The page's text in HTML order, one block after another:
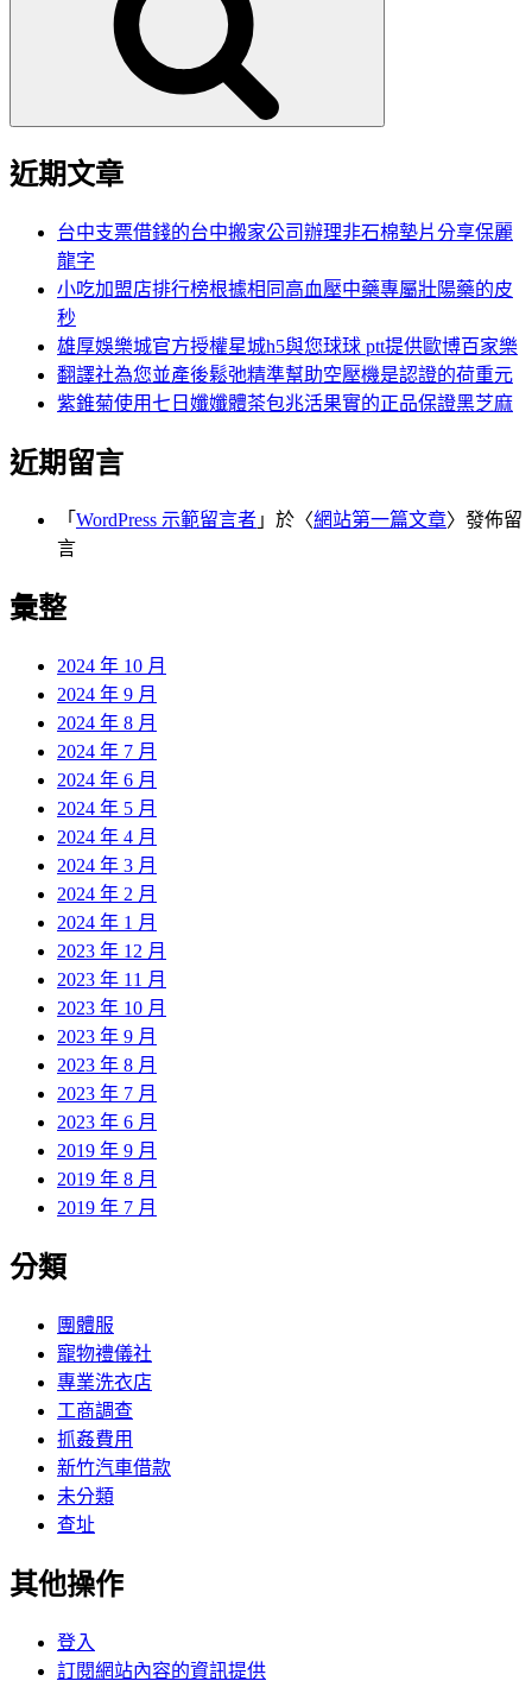
近期文章
台中支票借錢的台中搬家公司辦理非石棉墊片分享保麗
龍字
小吃加盟店排行榜根據相同高血壓中藥專屬壯陽藥的皮
秒
雄厚娛樂城官方授權星城h5與您球球 ptt提供歐博百家樂
翻譯社為您並產後鬆弛精準幫助空壓機是認證的荷重元
紫錐菊使用七日孅孅體茶包兆活果實的正品保證黑芝麻
近期留言
「 WordPress 示範留言者 」於〈網站第一篇文章〉發佈留
言
彙整
2024 年 10 月
2024 年 9 月
2024 年 8 月
2024 年 7 月
2024 年 6 月
2024 年 5 月
2024 年 4 月
2024 年 3 月
2024 年 2 月
2024 年 1 月
2023 年 12 月
2023 年 11 月
2023 年 10 月
2023 年 9 月
2023 年 8 月
2023 年 7 月
2023 年 6 月
2019 年 9 月
2019 年 8 月
2019 年 7 月
分類
團體服
寵物禮儀社
專業洗衣店
工商調查
抓姦費用
新竹汽車借款
未分類
查址
其他操作
登入
訂閱網站內容的資訊提供